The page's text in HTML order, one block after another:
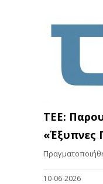
TEE:
«Έξυπνες
10-06-2026